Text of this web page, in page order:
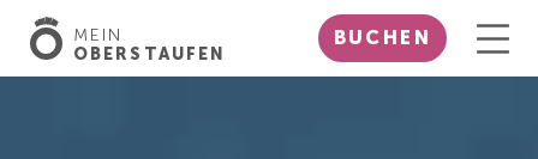
MEIN
OBERSTAUFEN
BUCHEN